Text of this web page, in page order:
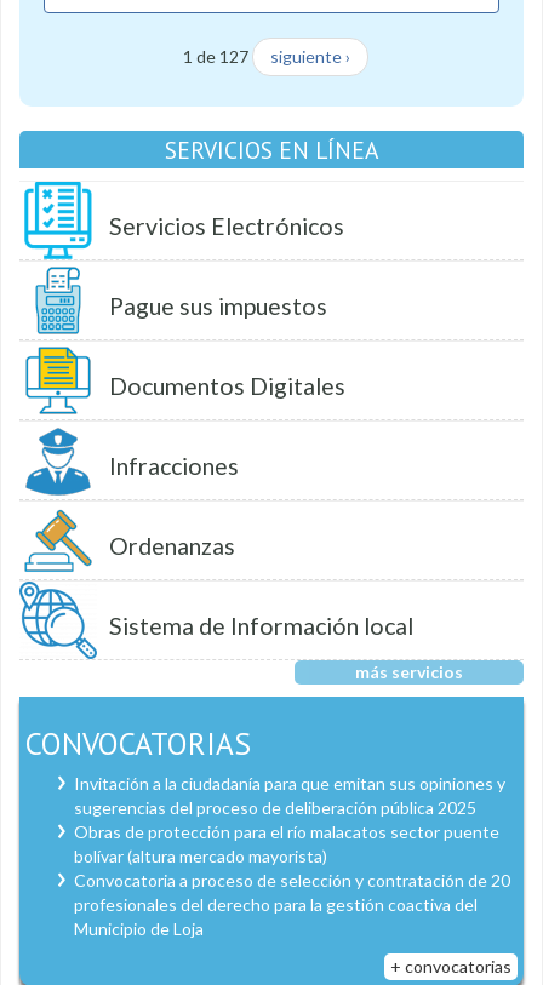
1 de 127 siguiente ›
SERVICIOS EN LÍNEA
Servicios Electrónicos
Pague sus impuestos
Documentos Digitales
Infracciones
Ordenanzas
Sistema de Información local
más servicios
CONVOCATORIAS
Invitación a la ciudadanía para que emitan sus opiniones y
sugerencias del proceso de deliberación pública 2025
Obras de protección para el río malacatos sector puente
bolívar (altura mercado mayorista)
Convocatoria a proceso de selección y contratación de 20
profesionales del derecho para la gestión coactiva del
Municipio de Loja
+ convocatorias